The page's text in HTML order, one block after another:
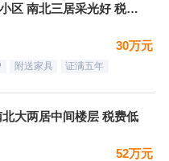
双塔华阳路 县府小区 南北三居采光好 税费低
30万元
附送家具 证满五年
大两居中间楼层 税费低
52万元